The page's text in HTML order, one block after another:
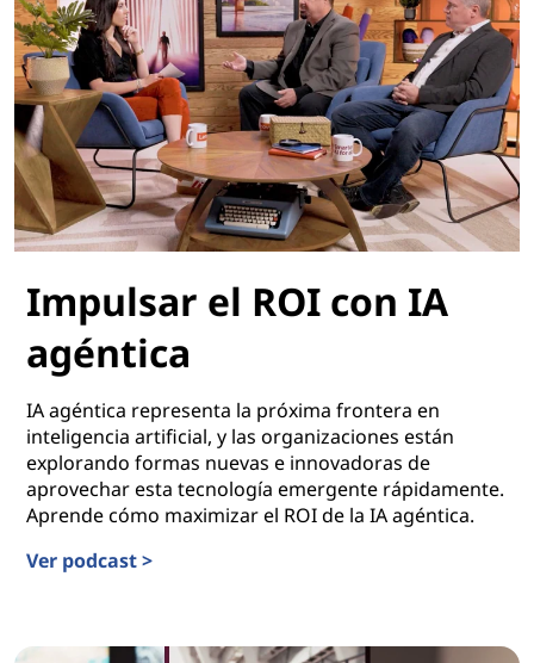
Impulsar el ROI con IA
agéntica
IA agéntica representa la próxima frontera en
inteligencia artificial, y las organizaciones están
explorando formas nuevas e innovadoras de
aprovechar esta tecnología emergente rápidamente.
Aprende cómo maximizar el ROI de la IA agéntica.
Ver podcast >